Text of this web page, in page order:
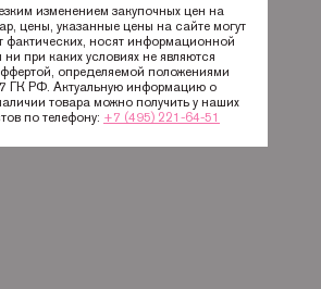
изменением закупочных цен на
цены, указанные цены на сайте могут
фактических, носят информационной
ни при каких условиях не являются
определяемой положениями
ГК РФ. Актуальную информацию о
товара можно получить у наших
по телефону: +7 (495) 221-64-51